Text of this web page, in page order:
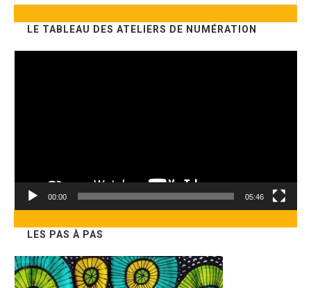
siteLE TABLEAU DES ATELIERS DE NUMÉRATION
00:00 05:46
LES PAS À PAS